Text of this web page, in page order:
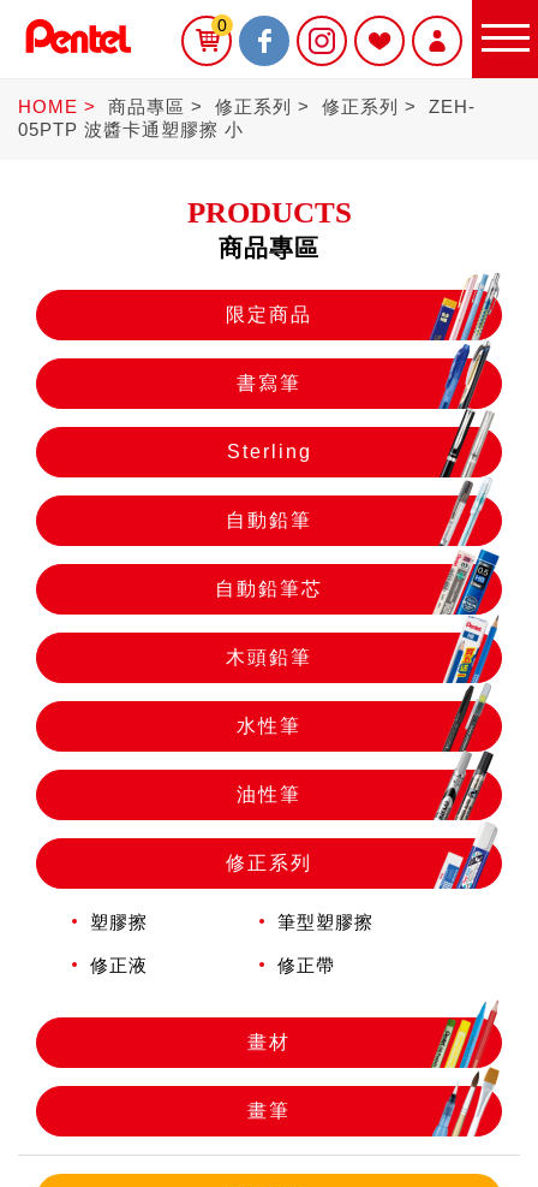
限定商品
書寫筆
Sterling
自動鉛筆
自動鉛筆芯
木頭鉛筆
水性筆
油性筆
修正系列
0
HOME 商品專區 修正系列 修正系列
ZEH-
05PTP 波醬卡通塑膠擦 小
PRODUCTS
商品專區
限定商品
書寫筆
Sterling
自動鉛筆
自動鉛筆芯
木頭鉛筆
水性筆
油性筆
修正系列
塑膠擦 筆型塑膠擦
修正液 修正帶
畫材
畫筆